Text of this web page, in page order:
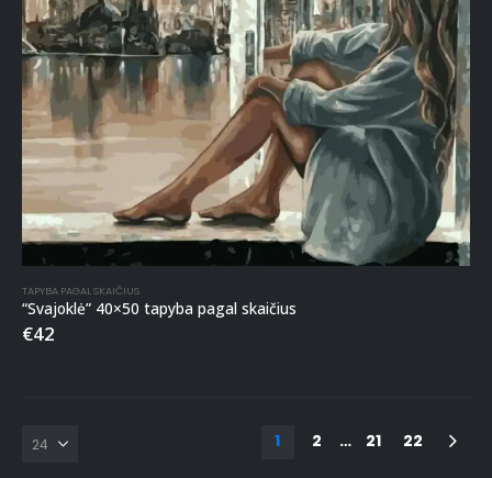
TAPYBA PAGAL SKAIČIUS
“Svajoklė” 40×50 tapyba pagal skaičius
€42
1 2 … 21 22